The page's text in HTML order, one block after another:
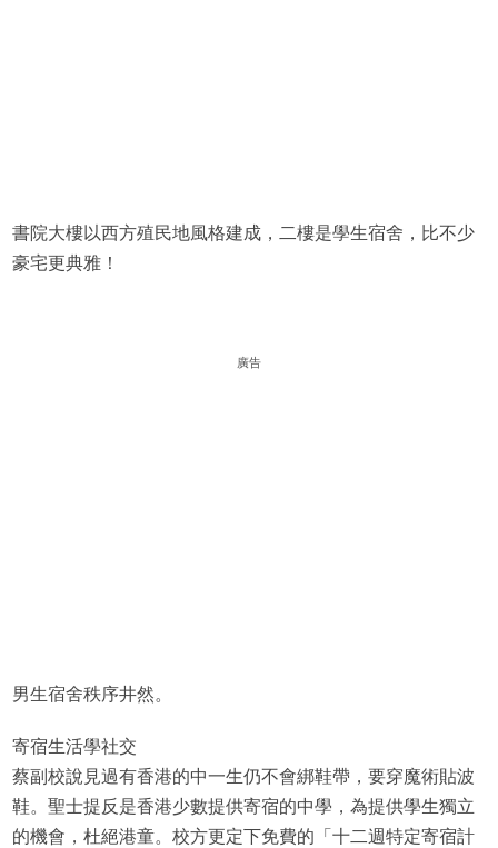
書院大樓以西方殖民地風格建成，二樓是學生宿舍，比不少
豪宅更典雅！
廣告
男生宿舍秩序井然。
寄宿生活學社交
蔡副校說見過有香港的中一生仍不會綁鞋帶，要穿魔術貼波
鞋。聖士提反是香港少數提供寄宿的中學，為提供學生獨立
的機會，杜絕港童。校方更定下免費的「十二週特定寄宿計